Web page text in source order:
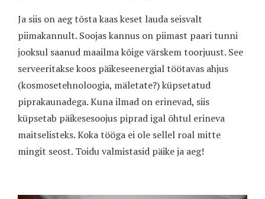
Ja siis on aeg tõsta kaas keset lauda seisvalt
piimakannult. Soojas kannus on piimast paari tunni
jooksul saanud maailma kõige värskem toorjuust. See
serveeritakse koos päikeseenergial töötavas ahjus
(kosmosetehnoloogia, mäletate?) küpsetatud
piprakaunadega. Kuna ilmad on erinevad, siis
küpsetab päikesesoojus piprad igal õhtul erineva
maitselisteks. Koka tööga ei ole sellel roal mitte
mingit seost. Toidu valmistasid päike ja aeg!